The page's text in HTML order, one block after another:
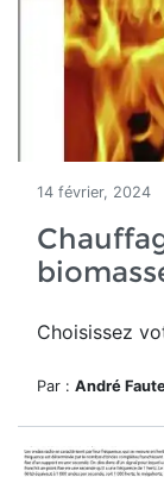
14 février, 2024
Choisissez
Par : André